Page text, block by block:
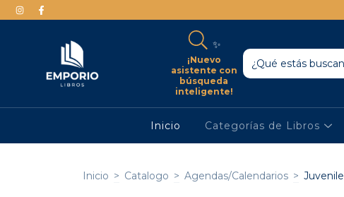
✨
¡Nuevo
asistente con
búsqueda
inteligente!
Inicio Categorías de Libros
Inicio > Catalogo > Agendas/Calendarios >